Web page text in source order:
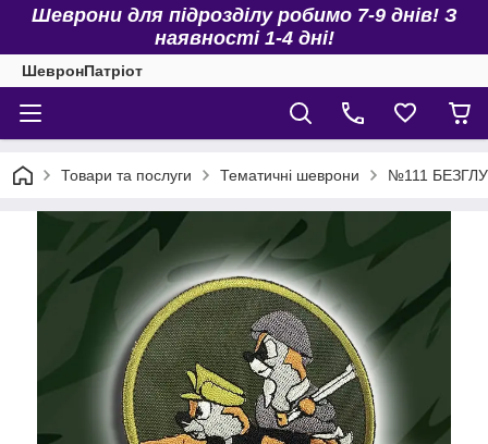
Шеврони для підрозділу робимо 7-9 днів! З
наявності 1-4 дні!
ШевронПатріот
Товари та послуги Тематичні шеврони №111